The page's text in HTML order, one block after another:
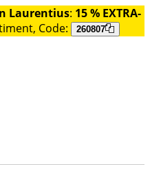
Laurentius: 15 % EXTRA-
Code: 260807